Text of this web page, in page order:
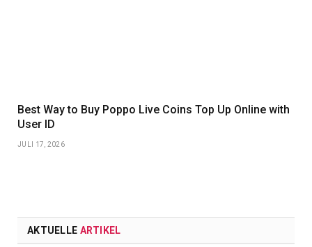
Best Way to Buy Poppo Live Coins Top Up Online with
User ID
JULI 17, 2026
AKTUELLE ARTIKEL